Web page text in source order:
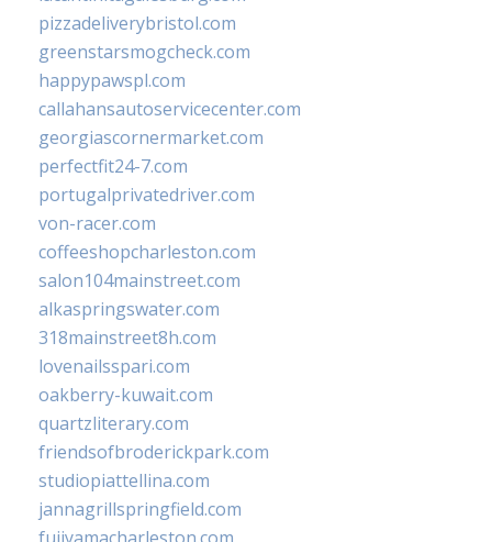
pizzadeliverybristol.com
greenstarsmogcheck.com
happypawspl.com
callahansautoservicecenter.com
georgiascornermarket.com
perfectfit24-7.com
portugalprivatedriver.com
von-racer.com
coffeeshopcharleston.com
salon104mainstreet.com
alkaspringswater.com
318mainstreet8h.com
lovenailsspari.com
oakberry-kuwait.com
quartzliterary.com
friendsofbroderickpark.com
studiopiattellina.com
jannagrillspringfield.com